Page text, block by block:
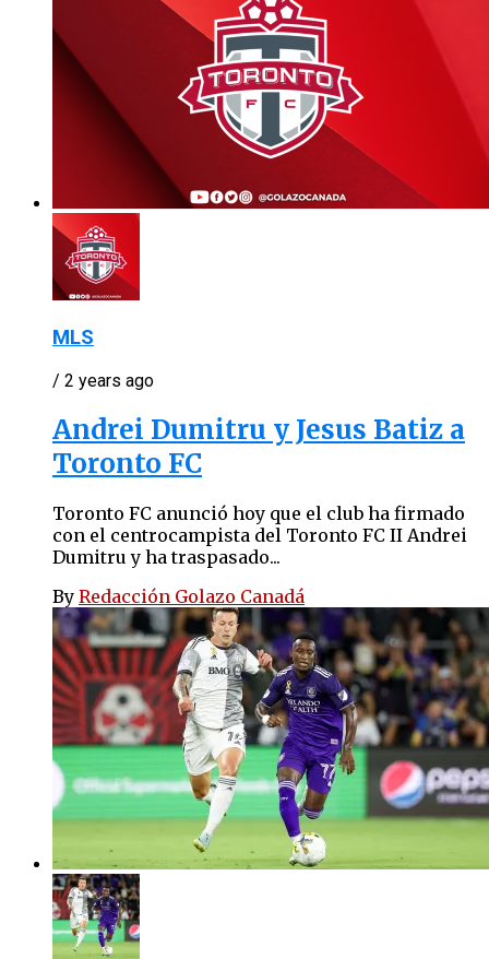
MLS
/ 2 years ago
Andrei Dumitru y Jesus Batiz a
Toronto FC
Toronto FC anunció hoy que el club ha firmado
con el centrocampista del Toronto FC II Andrei
Dumitru y ha traspasado...
By Redacción Golazo Canadá